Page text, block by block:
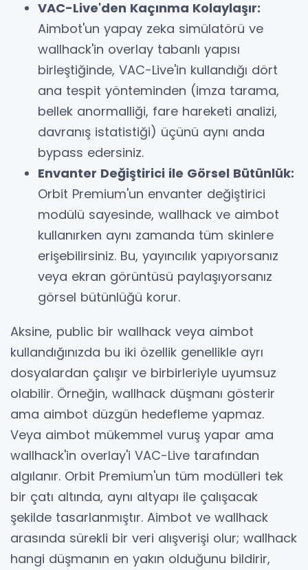
VAC-Live'den Kaçınma Kolaylaşır:
Aimbot'un yapay zeka simülatörü ve
wallhack'in overlay tabanlı yapısı
birleştiğinde, VAC-Live'in kullandığı dört
ana tespit yönteminden (imza tarama,
bellek anormalliği, fare hareketi analizi,
davranış istatistiği) üçünü aynı anda
bypass edersiniz.
Envanter Değiştirici ile Görsel Bütünlük:
Orbit Premium'un envanter değiştirici
modülü sayesinde, wallhack ve aimbot
kullanırken aynı zamanda tüm skinlere
erişebilirsiniz. Bu, yayıncılık yapıyorsanız
veya ekran görüntüsü paylaşıyorsanız
görsel bütünlüğü korur.
Aksine, public bir wallhack veya aimbot
kullandığınızda bu iki özellik genellikle ayrı
dosyalardan çalışır ve birbirleriyle uyumsuz
olabilir. Örneğin, wallhack düşmanı gösterir
ama aimbot düzgün hedefleme yapmaz.
Veya aimbot mükemmel vuruş yapar ama
wallhack'in overlay'i VAC-Live tarafından
algılanır. Orbit Premium'un tüm modülleri tek
bir çatı altında, aynı altyapı ile çalışacak
şekilde tasarlanmıştır. Aimbot ve wallhack
arasında sürekli bir veri alışverişi olur; wallhack
hangi düşmanın en yakın olduğunu bildirir,